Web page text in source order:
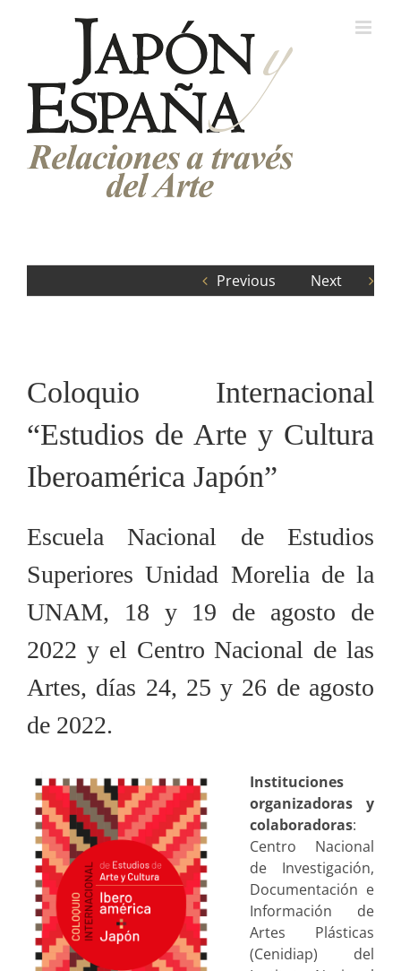
Previous Next
Coloquio Internacional
“Estudios de Arte y Cultura
Iberoamérica Japón”
Escuela Nacional de Estudios
Superiores Unidad Morelia de la
UNAM, 18 y 19 de agosto de
2022 y el Centro Nacional de las
Artes, días 24, 25 y 26 de agosto
de 2022.
Instituciones
organizadoras y
colaboradoras:
Centro Nacional
de Investigación,
Documentación e
Información de
Artes Plásticas
(Cenidiap) del